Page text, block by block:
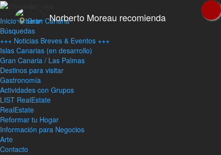
Norberto Moreau recomienda
Inicio
Gran Canaria
Búsquedas
+++ Noticias Breves & Eventos +++
Islas Canarias (en desarrollo)
Gran Canaria / Las Palmas
Destinos para visitar
Gastronomía
Actividades con Grupos
LIST RealEstate
RealEstate
Reformar tu Hogar
Información para Negocios
Arte
Contacto